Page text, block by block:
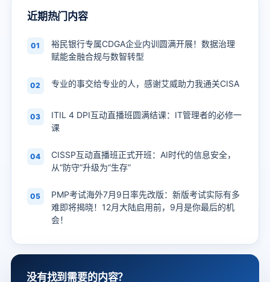
近期热门内容
01
裕民银行专属CDGA企业内训圆满开展！数据治理
赋能金融合规与数智转型
02 专业的事交给专业的人，感谢艾威助力我通关CISA
03
ITIL 4 DPI互动直播班圆满结课：IT管理者的必修一
课
04
CISSP互动直播班正式开班：AI时代的信息安全，
从“防守”升级为“生存”
05
PMP考试海外7月9日率先改版：新版考试实际有多
难即将揭晓！12月大陆启用前，9月是你最后的机
会！
没有找到需要的内容？